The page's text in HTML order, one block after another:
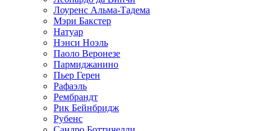
Лоуренс Альма-Тадема
Мэри Бакстер
Натуар
Нэнси Ноэль
Паоло Веронезе
Пармиджанино
Пьер Герен
Рафаэль
Рембрандт
Рик Бейнбридж
Рубенс